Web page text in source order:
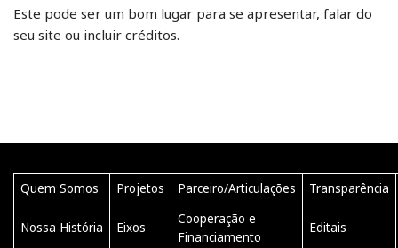
Este pode ser um bom lugar para se apresentar, falar do
seu site ou incluir créditos.
Quem Somos Projetos Parceiro/Articulações Transparência
Nossa História Eixos
Cooperação e
Financiamento
Editais